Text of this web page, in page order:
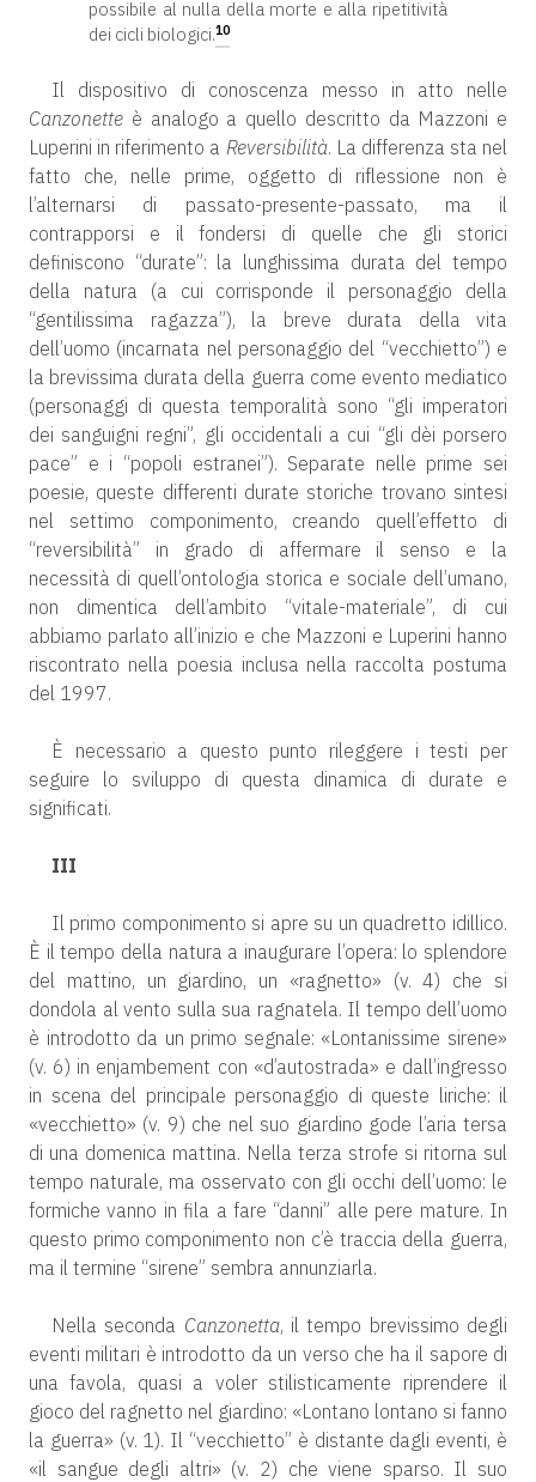
possibile al nulla della morte e alla ripetitività
dei cicli biologici.10
Il dispositivo di conoscenza messo in atto nelle
Canzonette è analogo a quello descritto da Mazzoni e
Luperini in riferimento a Reversibilità. La differenza sta nel
fatto che, nelle prime, oggetto di riflessione non è
l’alternarsi di passato-presente-passato, ma il
contrapporsi e il fondersi di quelle che gli storici
definiscono “durate”: la lunghissima durata del tempo
della natura (a cui corrisponde il personaggio della
“gentilissima ragazza”), la breve durata della vita
dell’uomo (incarnata nel personaggio del “vecchietto”) e
la brevissima durata della guerra come evento mediatico
(personaggi di questa temporalità sono “gli imperatori
dei sanguigni regni”, gli occidentali a cui “gli dèi porsero
pace” e i “popoli estranei”). Separate nelle prime sei
poesie, queste differenti durate storiche trovano sintesi
nel settimo componimento, creando quell’effetto di
“reversibilità” in grado di affermare il senso e la
necessità di quell’ontologia storica e sociale dell’umano,
non dimentica dell’ambito “vitale-materiale”, di cui
abbiamo parlato all’inizio e che Mazzoni e Luperini hanno
riscontrato nella poesia inclusa nella raccolta postuma
del 1997.
È necessario a questo punto rileggere i testi per
seguire lo sviluppo di questa dinamica di durate e
significati.
III
Il primo componimento si apre su un quadretto idillico.
È il tempo della natura a inaugurare l’opera: lo splendore
del mattino, un giardino, un «ragnetto» (v. 4) che si
dondola al vento sulla sua ragnatela. Il tempo dell’uomo
è introdotto da un primo segnale: «Lontanissime sirene»
(v. 6) in enjambement con «d’autostrada» e dall’ingresso
in scena del principale personaggio di queste liriche: il
«vecchietto» (v. 9) che nel suo giardino gode l’aria tersa
di una domenica mattina. Nella terza strofe si ritorna sul
tempo naturale, ma osservato con gli occhi dell’uomo: le
formiche vanno in fila a fare “danni” alle pere mature. In
questo primo componimento non c’è traccia della guerra,
ma il termine “sirene” sembra annunziarla.
Nella seconda Canzonetta, il tempo brevissimo degli
eventi militari è introdotto da un verso che ha il sapore di
una favola, quasi a voler stilisticamente riprendere il
gioco del ragnetto nel giardino: «Lontano lontano si fanno
la guerra» (v. 1). Il “vecchietto” è distante dagli eventi, è
«il sangue degli altri» (v. 2) che viene sparso. Il suo